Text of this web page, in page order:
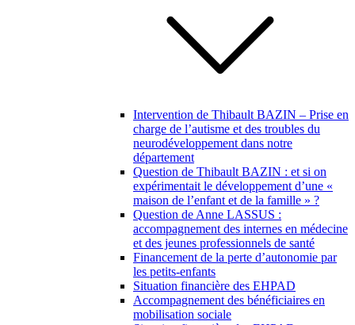
Intervention de Thibault BAZIN – Prise en
charge de l’autisme et des troubles du
neurodéveloppement dans notre
département
Question de Thibault BAZIN : et si on
expérimentait le développement d’une «
maison de l’enfant et de la famille » ?
Question de Anne LASSUS :
accompagnement des internes en médecine
et des jeunes professionnels de santé
Financement de la perte d’autonomie par
les petits-enfants
Situation financière des EHPAD
Accompagnement des bénéficiaires en
mobilisation sociale